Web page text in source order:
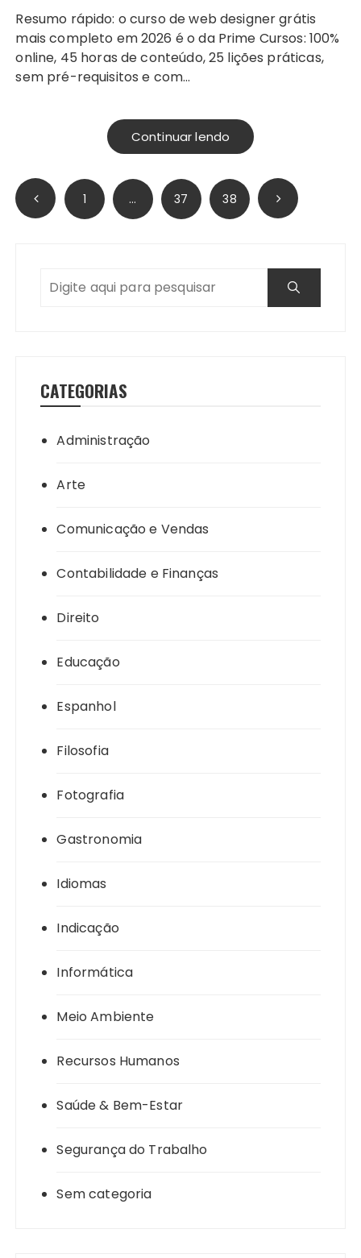
Resumo rápido: o curso de web designer grátis
mais completo em 2026 é o da Prime Cursos: 100%
online, 45 horas de conteúdo, 25 lições práticas,
sem pré-requisitos e com…
Continuar lendo
Paginação
de 1 … 37 38
CATEGORIAS
Administração
Arte
Comunicação e Vendas
Contabilidade e Finanças
Direito
Educação
Espanhol
Filosofia
Fotografia
Gastronomia
Idiomas
Indicação
Informática
Meio Ambiente
Recursos Humanos
Saúde & Bem-Estar
Segurança do Trabalho
Sem categoria